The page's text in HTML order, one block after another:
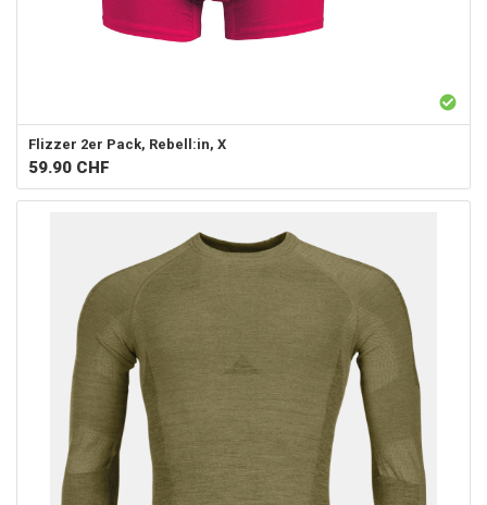
Flizzer 2er Pack, Rebell:in, X
59.90 CHF